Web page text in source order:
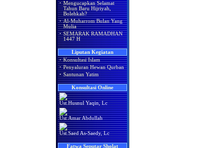
· Mengucapkan Selamat
Tahun Baru Hijriyah,
Bolehkah?
· Al-Muharrom Bulan Yang
Mulia
· SEMARAK RAMADHAN
1447 H
Liputan Kegiatan
· Konsultasi Islam
· Penyaluran Hewan Qurban
· Santunan Yatim
Konsultasi Online
Ust.Husnul Yaqin, Lc
Ust.Amar Abdullah
Ust.Saed As-Saedy, Lc
Fatwa Seputar Sholat